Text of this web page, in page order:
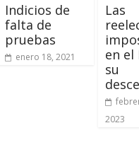
Indicios de
falta de
pruebas
enero 18, 2021
Las
en el
su
2023